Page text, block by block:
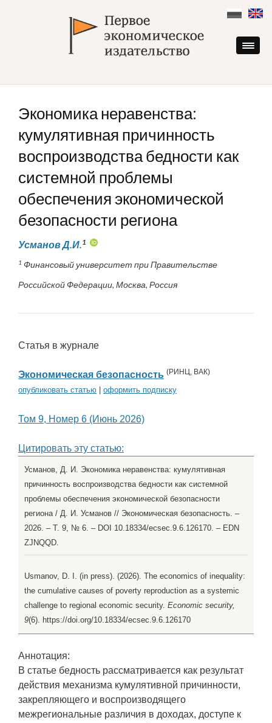
content
Экономика неравенства:
кумулятивная причинность
воспроизводства бедности как
системной проблемы
обеспечения экономической
безопасности региона
Усманов Д.И.1
1 Финансовый университет при Правительстве
Российской Федерации, Москва, Россия
Статья в журнале
Экономическая безопасность (РИНЦ, ВАК)
опубликовать статью оформить подписку
Том 9, Номер 6 (Июнь 2026)
Цитировать эту статью:
Усманов, Д. И. Экономика неравенства: кумулятивная
причинность воспроизводства бедности как системной
проблемы обеспечения экономической безопасности
региона / Д. И. Усманов // Экономическая безопасность. –
2026. – Т. 9, № 6. – DOI 10.18334/ecsec.9.6.126170. – EDN
ZJNQQD.
Usmanov, D. I. (in press). (2026). The economics of inequality:
the cumulative causes of poverty reproduction as a systemic
challenge to regional economic security. Economic security,
9(6). https://doi.org/10.18334/ecsec.9.6.126170
Аннотация:
В статье бедность рассматривается как результат
действия механизма кумулятивной причинности,
закрепляющего и воспроизводящего
межрегиональные различия в доходах, доступе к